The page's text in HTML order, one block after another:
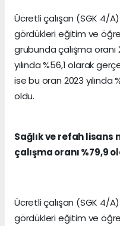
Ücretli çalışan (SGK 4/
gördükleri eğitim ve
grubunda çalışma oranı
yılında %56,1 olarak
ise bu oran 2023 yılında
oldu.
Sağlık ve refah lisans
çalışma oranı %79,9
Ücretli çalışan (SGK 4/
gördükleri eğitim ve